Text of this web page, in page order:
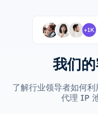
+1K
我们
了解行业领导者如何
代理 IP